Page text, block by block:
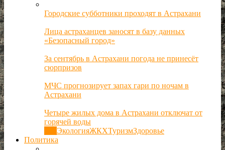
Городские субботники проходят в Астрахани
Лица астраханцев заносят в базу данных
«Безопасный город»
За сентябрь в Астрахани погода не принесёт
сюрпризов
МЧС прогнозирует запах гари по ночам в
Астрахани
Четыре жилых дома в Астрахани отключат от
горячей воды
ЭкологияЖКХТуризмЗдоровье
Политика